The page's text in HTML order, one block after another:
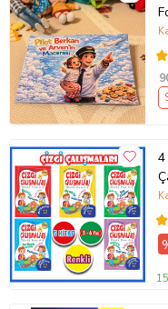
Tanıtım Metni
Baskı Boyutu12,50 x 19,50
4